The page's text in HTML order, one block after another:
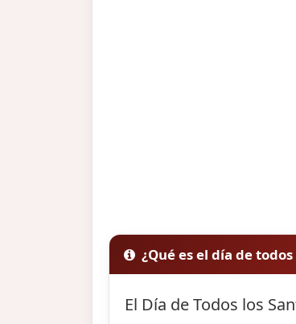
¿Qué es el día de
El Día de Todos los